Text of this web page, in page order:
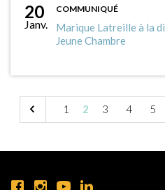
20
Janv.
COMMUNIQUÉ
Marique Latreille à la
Jeune Chambre
1 2 3 4 5